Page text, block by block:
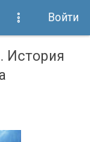
Войти
История